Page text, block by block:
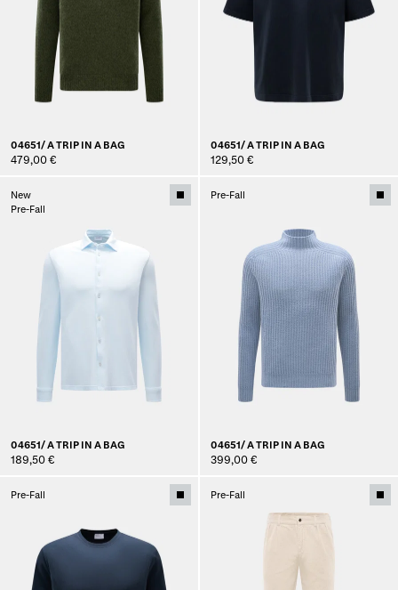
04651/ A TRIP IN A BAG
479,00 €
04651/ A TRIP IN A BAG
129,50 €
New
Pre-Fall
04651/ A TRIP IN A BAG
189,50 €
Pre-Fall
04651/ A TRIP IN A BAG
399,00 €
Pre-Fall Pre-Fall